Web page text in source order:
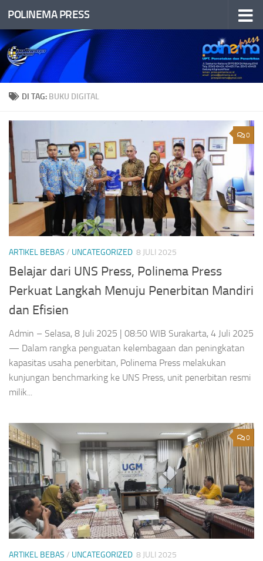
Skip to content
POLINEMA PRESS
DI TAG: BUKU DIGITAL
0
ARTIKEL BEBAS / UNCATEGORIZED 8 JULI 2025
Belajar dari UNS Press, Polinema Press
Perkuat Langkah Menuju Penerbitan Mandiri
dan Efisien
Admin – Selasa, 8 Juli 2025 | 08:50 WIB Surakarta, 4 Juli 2025
— Dalam rangka penguatan kelembagaan dan peningkatan
kapasitas usaha penerbitan, Polinema Press melakukan
kunjungan benchmarking ke UNS Press, unit penerbitan resmi
milik...
0
ARTIKEL BEBAS / UNCATEGORIZED 8 JULI 2025